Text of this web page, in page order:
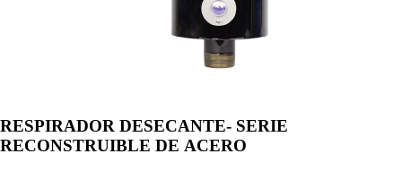
RESPIRADOR DESECANTE- SERIE
RECONSTRUIBLE DE ACERO